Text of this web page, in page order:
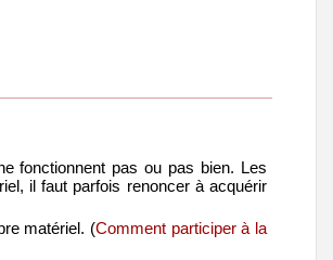
fonctionnent pas ou pas bien. Les
il faut parfois renoncer à acquérir
matériel. (Comment participer à la